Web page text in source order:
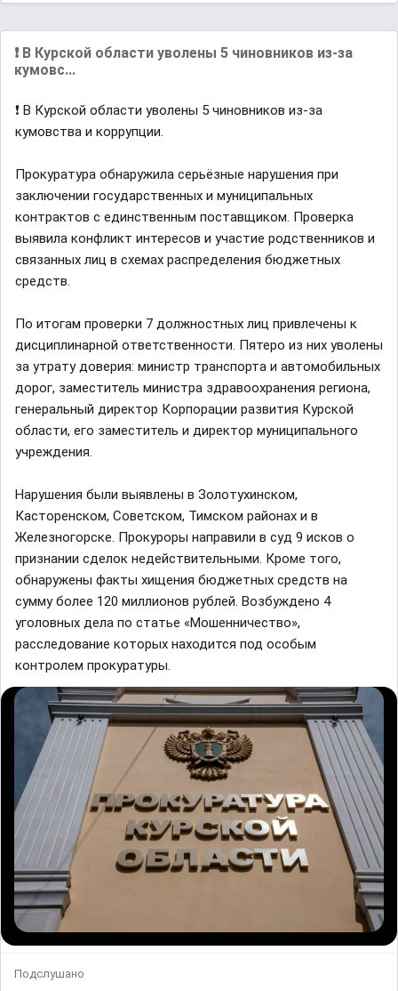
❗️ В Курской области уволены 5 чиновников из-за
кумовс...
❗️ В Курской области уволены 5 чиновников из-за
кумовства и коррупции.
Прокуратура обнаружила серьёзные нарушения при
заключении государственных и муниципальных
контрактов с единственным поставщиком. Проверка
выявила конфликт интересов и участие родственников и
связанных лиц в схемах распределения бюджетных
средств.
По итогам проверки 7 должностных лиц привлечены к
дисциплинарной ответственности. Пятеро из них уволены
за утрату доверия: министр транспорта и автомобильных
дорог, заместитель министра здравоохранения региона,
генеральный директор Корпорации развития Курской
области, его заместитель и директор муниципального
учреждения.
Нарушения были выявлены в Золотухинском,
Касторенском, Советском, Тимском районах и в
Железногорске. Прокуроры направили в суд 9 исков о
признании сделок недействительными. Кроме того,
обнаружены факты хищения бюджетных средств на
сумму более 120 миллионов рублей. Возбуждено 4
уголовных дела по статье «Мошенничество»,
расследование которых находится под особым
контролем прокуратуры.
Подслушано